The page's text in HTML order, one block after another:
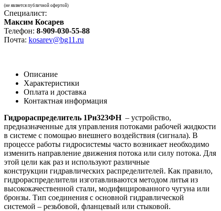
(не является публичной офертой)
Специалист:
Максим Косарев
Телефон: 8-909-030-55-88
Почта: kosarev@bg11.ru
Описание
Характеристики
Оплата и доставка
Контактная информация
Гидрораспределитель 1Рн323ФН – устройство,
предназначенные для управления потоками рабочей жидкости
в системе с помощью внешнего воздействия (сигнала). В
процессе работы гидросистемы часто возникает необходимо
изменить направление движения потока или силу потока. Для
этой цели как раз и используют различные
конструкции гидравлических распределителей. Как правило,
гидрораспределители изготавливаются методом литья из
высококачественной стали, модифицированного чугуна или
бронзы. Тип соединения с основной гидравлической
системой – резьбовой, фланцевый или стыковой.